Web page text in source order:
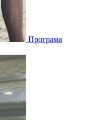
Програма